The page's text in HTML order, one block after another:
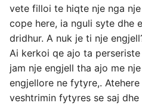
vete filloi te hiqte nje nga
cope here, ia nguli syte dhe
dridhur. A nuk je ti nje
Ai kerkoi qe ajo ta
jam nje engjell tha ajo me
engjellore ne fytyre,.
veshtrimin fytyres se saj